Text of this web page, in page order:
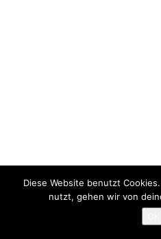
Diese Website benutzt
nutzt, gehen wir von